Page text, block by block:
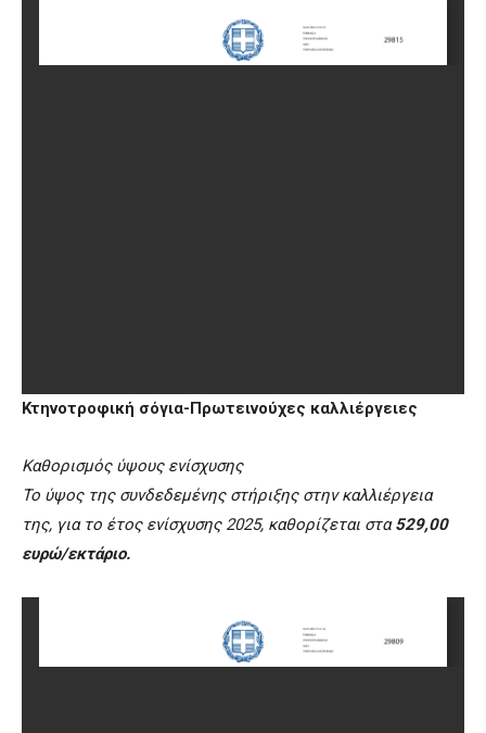
Κτηνοτροφική σόγια-Πρωτεινούχες καλλιέργειες
Καθορισμός ύψους ενίσχυσης
Το ύψος της συνδεδεμένης στήριξης στην καλλιέργεια
της, για το έτος ενίσχυσης 2025, καθορίζεται στα529,00
ευρώ/εκτάριο.